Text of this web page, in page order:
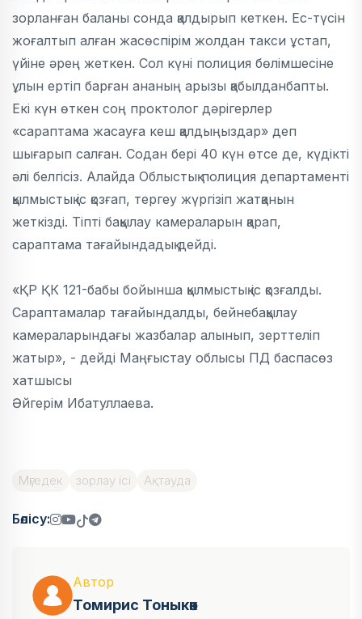
зорланған баланы сонда қалдырып кеткен. Ес-түсін
жоғалтып алған жасөспірім жолдан такси ұстап,
үйіне әрең жеткен. Сол күні полиция бөлімшесіне
ұлын ертіп барған ананың арызы қабылданбапты.
Екі күн өткен соң проктолог дәрігерлер
«сараптама жасауға кеш қалдыңыздар» деп
шығарып салған. Содан бері 40 күн өтсе де, күдікті
әлі белгісіз. Алайда Облыстық полиция департаменті
қылмыстық іс қозғап, тергеу жүргізіп жатқанын
жеткізді. Тіпті бақылау камераларын қарап,
сараптама тағайындадық дейді.
«ҚР ҚК 121-бабы бойынша қылмыстық іс қозғалды.
Сараптамалар тағайындалды, бейнебақылау
камераларындағы жазбалар алынып, зерттеліп
жатыр», - дейді Маңғыстау облысы ПД баспасөз
хатшысы
Әйгерім Ибатуллаева.
Мүгедек зорлау ісі Ақтауда
Бөлісу:
Автор
Томирис Тоныкөк